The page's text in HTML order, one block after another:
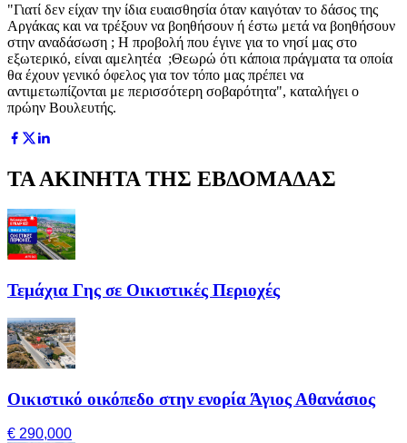
"Γιατί δεν είχαν την ίδια ευαισθησία όταν καιγόταν το δάσος της
Αργάκας και να τρέξουν να βοηθήσουν ή έστω μετά να βοηθήσουν
στην αναδάσωση ; Η προβολή που έγινε για το νησί μας στο
εξωτερικό, είναι αμελητέα ;Θεωρώ ότι κάποια πράγματα τα οποία
θα έχουν γενικό όφελος για τον τόπο μας πρέπει να
αντιμετωπίζονται με περισσότερη σοβαρότητα", καταλήγει ο
πρώην Βουλευτής.
ΤΑ ΑΚΙΝΗΤΑ ΤΗΣ ΕΒΔΟΜΑΔΑΣ
Τεμάχια Γης σε Οικιστικές Περιοχές
Οικιστικό οικόπεδο στην ενορία Άγιος Αθανάσιος
€ 290,000